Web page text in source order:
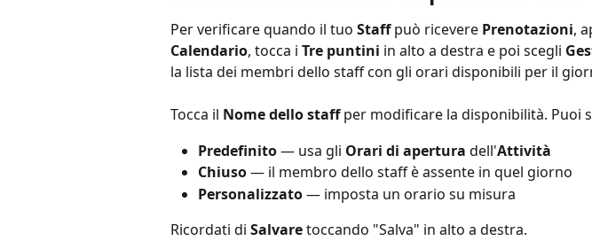
Per verificare quando il tuo Staff può ricevere Prenotazioni,
Calendario, tocca i Tre puntini in alto a destra e poi scegli
la lista dei membri dello staff con gli orari disponibili per il
Tocca il Nome dello staff per modificare la disponibilità. Puoi
Predefinito — usa gli Orari di apertura dell'Attività
Chiuso — il membro dello staff è assente in quel giorno
Personalizzato — imposta un orario su misura
Ricordati di Salvare toccando "Salva" in alto a destra.